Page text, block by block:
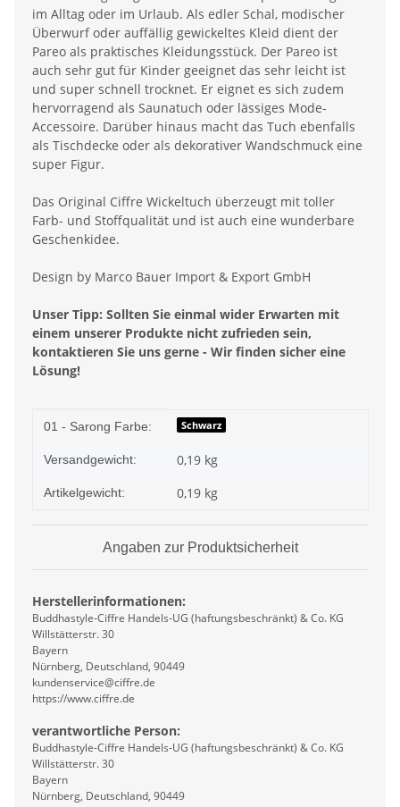
im Alltag oder im Urlaub. Als edler Schal, modischer
Überwurf oder auffällig gewickeltes Kleid dient der
Pareo als praktisches Kleidungsstück. Der Pareo ist
auch sehr gut für Kinder geeignet das sehr leicht ist
und super schnell trocknet. Er eignet es sich zudem
hervorragend als Saunatuch oder lässiges Mode-
Accessoire. Darüber hinaus macht das Tuch ebenfalls
als Tischdecke oder als dekorativer Wandschmuck eine
super Figur.
Das Original Ciffre Wickeltuch überzeugt mit toller
Farb- und Stoffqualität und ist auch eine wunderbare
Geschenkidee.
Design by Marco Bauer Import & Export GmbH
Unser Tipp: Sollten Sie einmal wider Erwarten mit
einem unserer Produkte nicht zufrieden sein,
kontaktieren Sie uns gerne - Wir finden sicher eine
Lösung!
Produkteigenschaft
Wert
01 - Sarong Farbe: Schwarz
Versandgewicht: 0,19 kg
Artikelgewicht: 0,19 kg
Angaben zur Produktsicherheit
Herstellerinformationen:
Buddhastyle-Ciffre Handels-UG (haftungsbeschränkt) & Co. KG
Willstätterstr. 30
Bayern
Nürnberg, Deutschland, 90449
kundenservice@ciffre.de
https://www.ciffre.de
verantwortliche Person:
Buddhastyle-Ciffre Handels-UG (haftungsbeschränkt) & Co. KG
Willstätterstr. 30
Bayern
Nürnberg, Deutschland, 90449